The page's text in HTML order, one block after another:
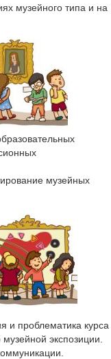
музейного типа и на
музейных
и проблематика курса
экспозиции.